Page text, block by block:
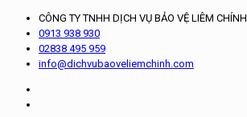
CÔNG TY TNHH DỊCH VỤ BẢO VỆ LIÊM CHÍNH
0913 938 930
02838 495 959
info@dichvubaoveliemchinh.com